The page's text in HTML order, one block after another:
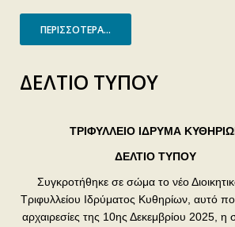
ΠΕΡΙΣΣΌΤΕΡΑ...
ΔΕΛΤΙΟ ΤΥΠΟΥ
ΤΡΙΦΥΛΛΕΙΟ ΙΔΡΥΜΑ
ΔΕΛΤΙΟ ΤΥΠΟΥ
Συγκροτήθηκε σε σώμα το νέο
Τριφυλλείου Ιδρύματος Κυθηρίων, αυτό
αρχαιρεσίες της 10ης Δεκεμβρίου 2025,